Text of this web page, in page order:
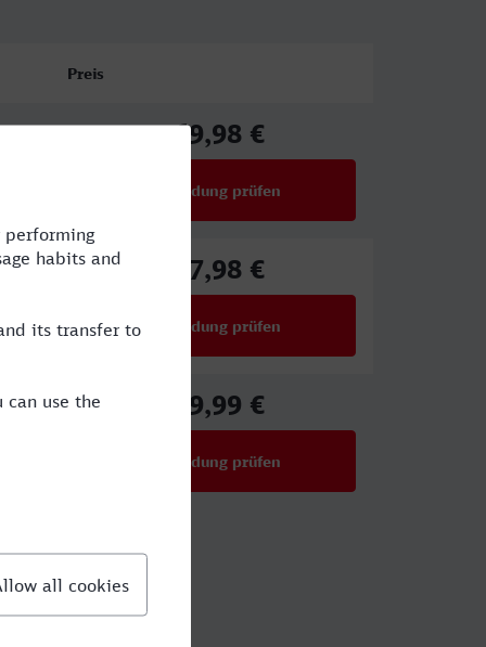
Preis
69,98 €
Verbindung prüfen
67,98 €
Verbindung prüfen
49,99 €
Verbindung prüfen